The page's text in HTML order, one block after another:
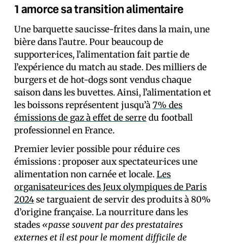
1 amorce sa transition alimentaire
Une barquette saucisse-frites dans la main, une
bière dans l’autre. Pour beaucoup de
supporter·ices, l’alimentation fait partie de
l’expérience du match au stade. Des milliers de
burgers et de hot-dogs sont vendus chaque
saison dans les buvettes. Ainsi, l’alimentation et
les boissons représentent jusqu’à7% des
émissions de gaz à effet de serredu football
professionnel en France.
Premier levier possible pour réduire ces
émissions : proposer aux spectateur·ices une
alimentation non carnée et locale.Les
organisateur·ices des Jeux olympiques de Paris
2024se targuaient de servir des produits à 80%
d’origine française. La nourriture dans les
stades «passe souvent par des prestataires
externes et il est pour le moment difficile de